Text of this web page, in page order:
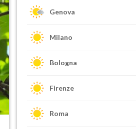
Genova
Milano
Bologna
Firenze
Roma